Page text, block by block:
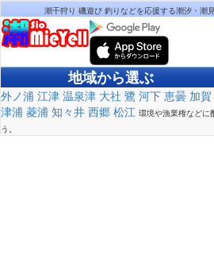
潮干狩り 磯遊び 釣りなどを応援する潮汐・潮
地域から選ぶ
外ノ浦 江津 温泉津 大社 鷺 河下 恵曇 加賀
津浦 菱浦 知々井 西郷 松江 環境や漁業権などに
う。